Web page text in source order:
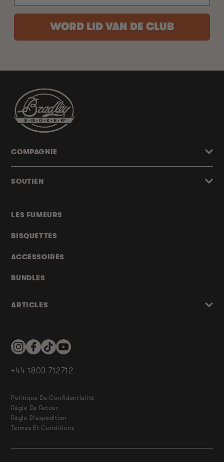
WORD LID VAN DE CLUB
LES FUMEURS
BISQUETTES
ACCESSOIRES
BUNDLES
ARTICLES
COMPAGNIE
SOUTIEN
InstagramFacebookTikTokYouTube
+44 1803 712712
Politique De Confidentialité
Règle De Retour
Règle D'expédition
Termes Et Conditions